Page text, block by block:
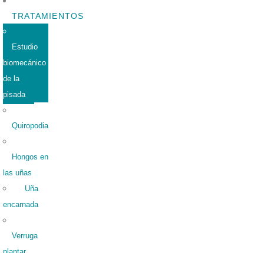
TRATAMIENTOS
Estudio
biomecánico
de la
pisada
Quiropodia
Hongos en
las uñas
Uña
encarnada
Verruga
plantar